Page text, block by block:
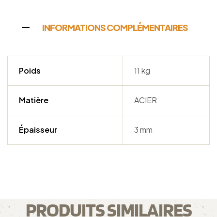
INFORMATIONS COMPLÉMENTAIRES
Poids 11 kg
Matière ACIER
Épaisseur 3 mm
PRODUITS SIMILAIRES